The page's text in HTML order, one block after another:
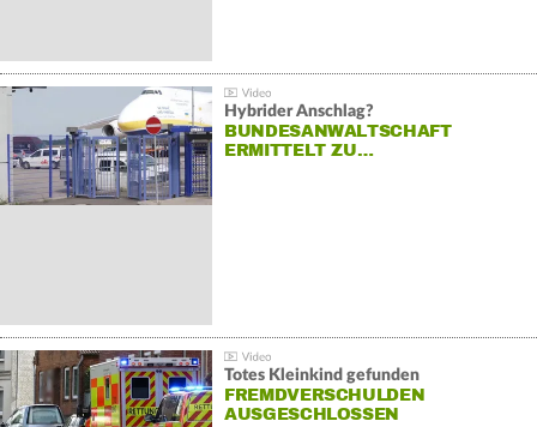
Hybrider Anschlag?
BUNDESANWALTSCHAFT
ERMITTELT ZU…
Totes Kleinkind gefunden
FREMDVERSCHULDEN
AUSGESCHLOSSEN